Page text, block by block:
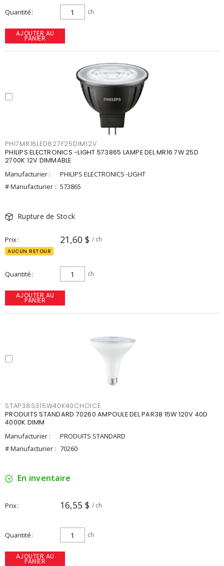
Quantité ch
AJOUTER AU
PANIER
PHI7MR16LED827F25DIM12V
PHILIPS ELECTRONICS -LIGHT 573865 LAMPE DEL MR16 7W 25D
2700K 12V DIMMABLE
Manufacturier :
PHILIPS ELECTRONICS -LIGHT
# Manufacturier : 573865
Rupture de Stock
Prix 21,60 $ / ch
AUCUN RETOUR
Quantité ch
AJOUTER AU
PANIER
STAP38S315W40K40CHOICE
PRODUITS STANDARD 70260 AMPOULE DEL PAR38 15W 120V 40D
4000K DIMM
Manufacturier :
PRODUITS STANDARD
# Manufacturier : 70260
En inventaire
Prix 16,55 $ / ch
Quantité ch
AJOUTER AU
PANIER